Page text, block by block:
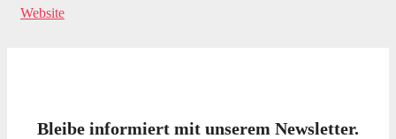
Website
Bleibe informiert mit unserem Newsletter.